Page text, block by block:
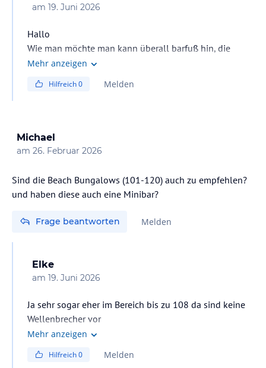
am 19. Juni 2026
Hallo
Wie man möchte man kann überall barfuß hin, die
meisten ziehen aber im Restaurant Flip flop an
Ja ein sehr schönes, sehr nahe am Strand und
Nein gar nicht, von bis angezogen aber schon eher
schöner
Mehr anzeigen
Hilfreich0 Melden
Michael
am 26. Februar 2026
Sind die Beach Bungalows (101-120) auch zu empfehlen?
und haben diese auch eine Minibar?
Frage beantworten Melden
Elke
am 19. Juni 2026
Ja sehr sogar eher im Bereich bis zu 108 da sind keine
Wellenbrecher vor
wenn der Room Box merkt was man gerne hat dann
Mehr anzeigen
Hilfreich0 Melden